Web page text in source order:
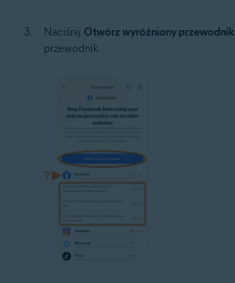
Naciśnij Otwórz wyróżniony przewodnik
przewodnik.